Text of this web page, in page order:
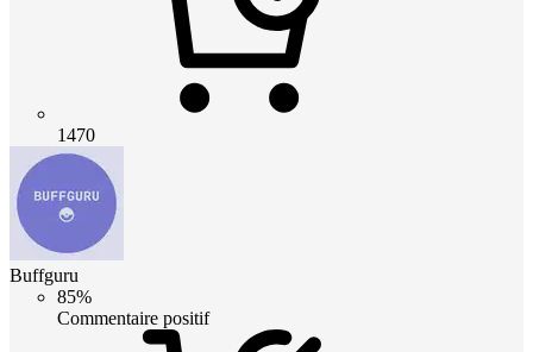
1470
Buffguru
85%
Commentaire positif